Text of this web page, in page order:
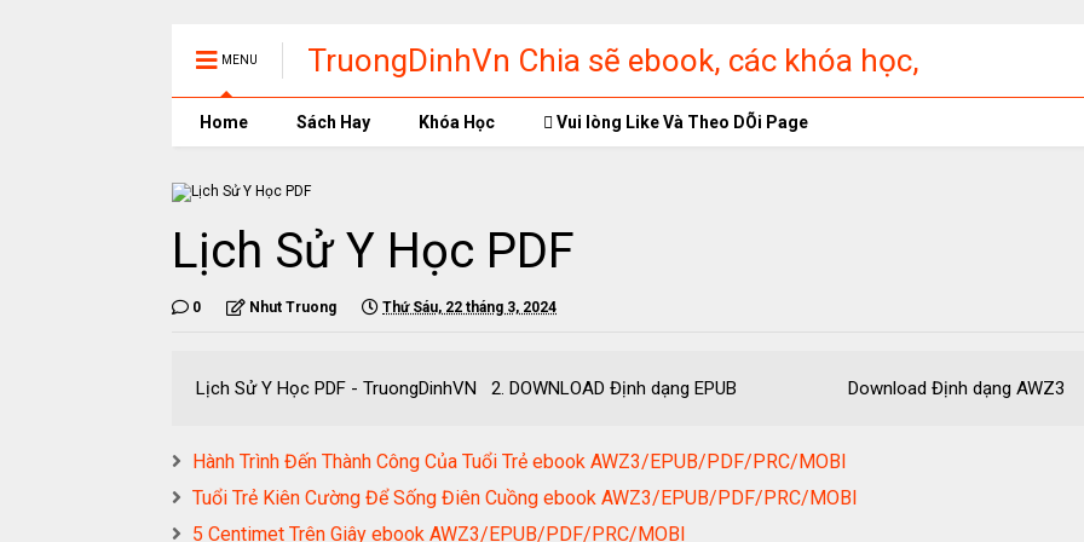
MENU
TruongDinhVn Chia sẽ ebook, các khóa học,
phần mềm học tập miễn phí
Home Sách Hay Khóa Học Vui lòng Like Và Theo DÕi Page
Lịch Sử Y Học PDF
0 Nhut Truong Thứ Sáu, 22 tháng 3, 2024
Lịch Sử Y Học PDF - TruongDinhVN 2. DOWNLOAD Định dạng EPUB Download Định
Hành Trình Đến Thành Công Của Tuổi Trẻ ebook AWZ3/EPUB/PDF/PRC/MOBI
Tuổi Trẻ Kiên Cường Để Sống Điên Cuồng ebook AWZ3/EPUB/PDF/PRC/MOBI
5 Centimet Trên Giây ebook AWZ3/EPUB/PDF/PRC/MOBI